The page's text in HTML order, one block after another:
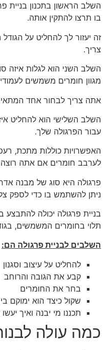
השלב הראשון בתכנון בניית
בו תרצו להתקין אותה.
זה יעזור לך להחליט על
צריך.
השלב השני הוא לגלות איזה
מגוון חומרים משמשים
אתה צריך לבחור אחד
השלב השלישי הוא להחליט
עבור הפרגולה שלך.
האפשרויות כוללות מתכת,
לערבב חומרים אם אתה רוצה
פרגולה היא סוג של מבנה
ניתן להשתמש בו כדי לספק
בניית פרגולה יכולה להתבצע
תלוי בחומרים המשמשים,
השלבים לבניית פרגולה הם:
להחליט על עיצוב וסגנון
קבע את הגובה והרוחב
בחר את החומרים
שקול כיצד הוא ימוקם
תכננו מי יבנה ואיך
כמה עולה